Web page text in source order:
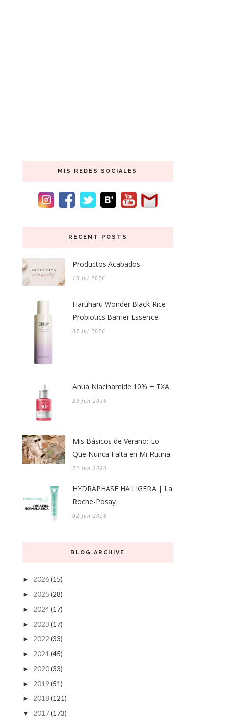
MIS REDES SOCIALES
RECENT POSTS
Productos Acabados
16 Jul 2026
Haruharu Wonder Black Rice
Probiotics Barrier Essence
07 Jul 2026
Anua Niacinamide 10% + TXA
29 Jun 2026
Mis Básicos de Verano: Lo
Que Nunca Falta en Mi Rutina
22 Jun 2026
HYDRAPHASE HA LIGERA | La
Roche-Posay
02 Jun 2026
BLOG ARCHIVE
► 2026(15)
► 2025 (28)
► 2024(17)
► 2023 (17)
► 2022 (33)
► 2021 (45)
► 2020(33)
► 2019 (51)
► 2018 (121)
▼ 2017(173)